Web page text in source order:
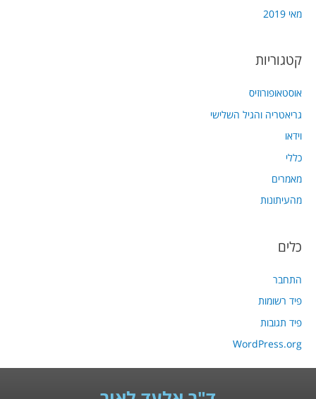
מאי 2019
קטגוריות
אוסטאופורוזיס
גריאטריה והגיל השלישי
וידאו
כללי
מאמרים
מהעיתונות
כלים
התחבר
פיד רשומות
פיד תגובות
WordPress.org